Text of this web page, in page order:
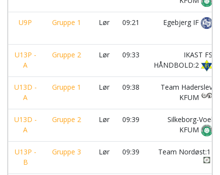
U9P Gruppe 1 Lør 09:21 Egebjerg IF
U13P -
A
Gruppe 2 Lør 09:33
IKAST FS
HÅNDBOLD:2
U13D -
A
Gruppe 1 Lør 09:38
Team Haderslev
KFUM
U13D -
A
Gruppe 2 Lør 09:39
Silkeborg-Voel
KFUM
U13P -
B
Gruppe 3 Lør 09:39 Team Nordøst:1